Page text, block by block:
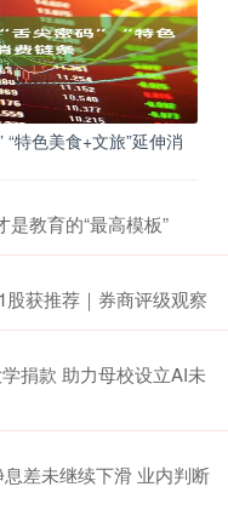
特色美食+文旅”延伸消
是教育的“最高模板”
获推荐｜券商评级观察
捐款 助力母校设立AI未
差未继续下滑 业内判断